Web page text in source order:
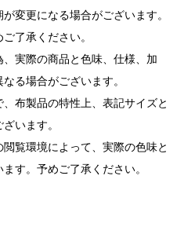
変更になる場合がございます。
了承ください。
実際の商品と色味、仕様、加
る場合がございます。
布製品の特性上、表記サイズと
います。
覧環境によって、実際の色味と
す。予めご了承ください。